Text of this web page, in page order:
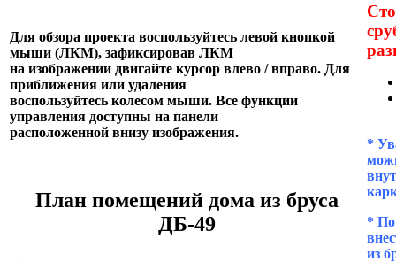
Для обзора проекта воспользуйтесь левой кнопкой
мыши (ЛКМ), зафиксировав ЛКМ
на изображении двигайте курсор влево / вправо. Для
приближения или удаления
воспользуйтесь колесом мыши. Все функции
управления доступны на панели
расположенной внизу изображения.
План помещений дома из бруса
ДБ-49
*
*
из